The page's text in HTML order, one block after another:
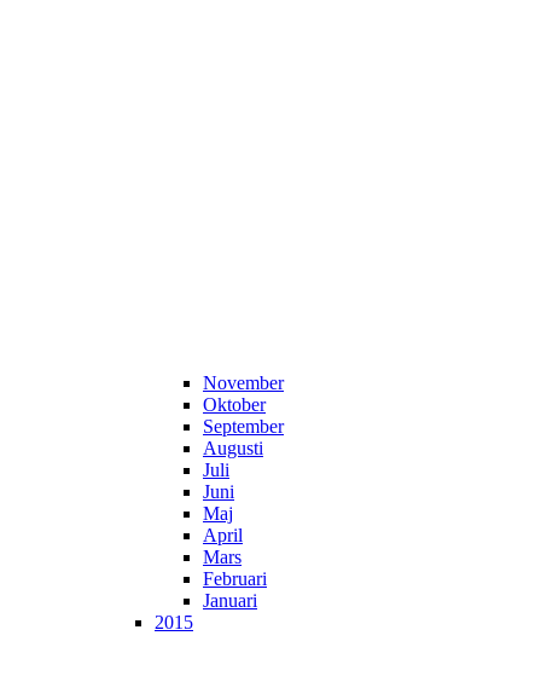
November
Oktober
September
Augusti
Juli
Juni
Maj
April
Mars
Februari
Januari
2015